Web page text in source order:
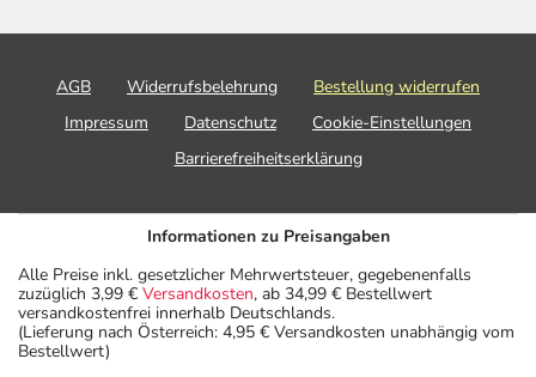
AGB Widerrufsbelehrung
Bestellung widerrufen
Impressum
Datenschutz
Cookie-Einstellungen
Barrierefreiheitserklärung
Informationen zu Preisangaben
Alle Preise inkl. gesetzlicher Mehrwertsteuer, gegebenenfalls
zuzüglich 3,99 € Versandkosten, ab 34,99 € Bestellwert
versandkostenfrei innerhalb Deutschlands.
(Lieferung nach Österreich: 4,95 € Versandkosten unabhängig vom
Bestellwert)